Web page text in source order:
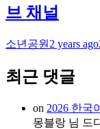
브 채널
소년공원 2 years ago
최근 댓글
on 2026 한국
몽블랑 님 드